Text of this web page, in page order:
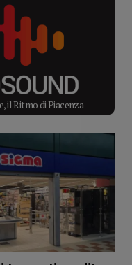
il Ritmo di Piacenza